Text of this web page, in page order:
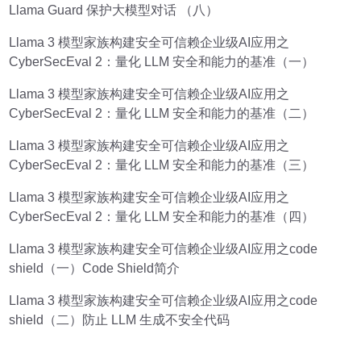
Llama Guard 保护大模型对话 （八）
Llama 3 模型家族构建安全可信赖企业级AI应用之
CyberSecEval 2：量化 LLM 安全和能力的基准（一）
Llama 3 模型家族构建安全可信赖企业级AI应用之
CyberSecEval 2：量化 LLM 安全和能力的基准（二）
Llama 3 模型家族构建安全可信赖企业级AI应用之
CyberSecEval 2：量化 LLM 安全和能力的基准（三）
Llama 3 模型家族构建安全可信赖企业级AI应用之
CyberSecEval 2：量化 LLM 安全和能力的基准（四）
Llama 3 模型家族构建安全可信赖企业级AI应用之code
shield（一）Code Shield简介
Llama 3 模型家族构建安全可信赖企业级AI应用之code
shield（二）防止 LLM 生成不安全代码